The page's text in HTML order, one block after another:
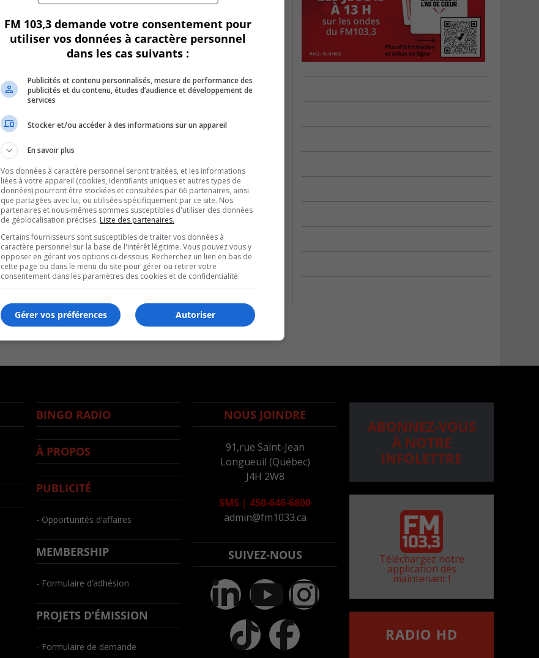
BINGO RADIO
À PROPOS
PUBLICITÉ
- Opportunités d’affaires
MEMBERSHIP
- Formulaire d’adhésion
PROJETS D’ÉMISSION
- Formulaire de demande
NOUS JOINDRE
91,rue Saint-Jean
Longueuil (Québec)
J4H 2W8
SMS | 450-646-6800
admin@fm1033.ca
SUIVEZ-NOUS
ABONNEZ-VOUS
À NOTRE
INFOLETTRE
Téléchargez notre
application dès
maintenant !
RADIO HD
FM 103,3 demande votre consentement pour
utiliser vos données à caractère personnel
dans les cas suivants :
Publicités et contenu personnalisés, mesure de performance des
publicités et du contenu, études d’audience et développement de
services
Stocker et/ou accéder à des informations sur un appareil
En savoir plus
Vos données à caractère personnel seront traitées, et les informations
liées à votre appareil (cookies, identifiants uniques et autres types de
données) pourront être stockées et consultées par 66 partenaires, ainsi
que partagées avec lui, ou utilisées spécifiquement par ce site. Nos
partenaires et nous-mêmes sommes susceptibles d'utiliser des données
de géolocalisation précises. Liste des partenaires.
Certains fournisseurs sont susceptibles de traiter vos données à
caractère personnel sur la base de l'intérêt légitime. Vous pouvez vous y
opposer en gérant vos options ci-dessous. Recherchez un lien en bas de
cette page ou dans le menu du site pour gérer ou retirer votre
consentement dans les paramètres des cookies et de confidentialité.
Autoriser
Gérer vos préférences